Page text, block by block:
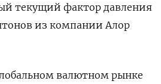
текущий фактор давления
из компании Алор
валютном рынке